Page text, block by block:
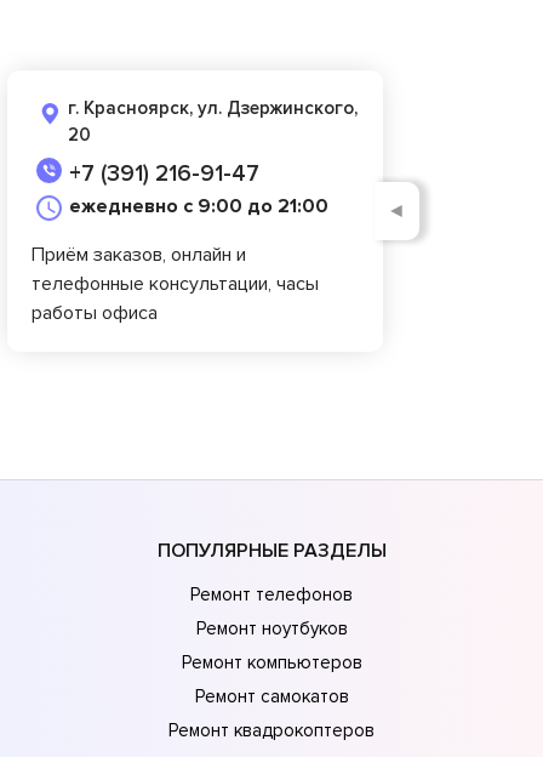
г. Красноярск, ул. Дзержинского,
20
+7 (391) 216-91-47
ежедневно с 9:00 до 21:00
Приём заказов, онлайн и
телефонные консультации, часы
работы офиса
◄
ПОПУЛЯРНЫЕ РАЗДЕЛЫ
Ремонт телефонов
Ремонт ноутбуков
Ремонт компьютеров
Ремонт самокатов
Ремонт квадрокоптеров